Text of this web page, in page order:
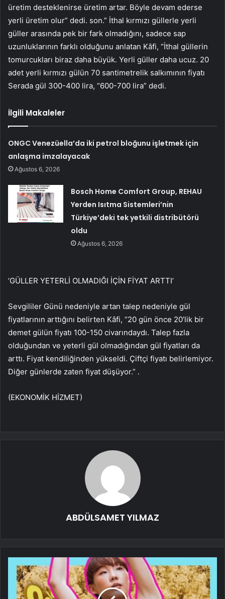
üretim desteklenirse üretim artar. Böyle devam ederse
yerli üretim olur” dedi. son.” İthal kırmızı güllerle yerli
güller arasında pek bir fark olmadığını, sadece sap
uzunluklarının farklı olduğunu anlatan Kâfi, “İthal güllerin
tomurcukları biraz daha büyük. Yerli güller daha ucuz. 20
adet yerli kırmızı gülün 70 santimetrelik salkımının fiyatı
Serada gül 300-400 lira, “600-700 lira” dedi.
İlgili Makaleler
ONGC Venezüella’da iki petrol bloğunu işletmek için
anlaşma imzalayacak
Ağustos 6, 2026
Bosch Home Comfort Group, REHAU
Yerden Isıtma Sistemleri’nin
Türkiye’deki tek yetkili distribütörü
oldu
Ağustos 6, 2026
‘GÜLLER YETERLİ OLMADIĞI İÇİN FİYAT ARTTI’
Sevgililer Günü nedeniyle artan talep nedeniyle gül
fiyatlarının arttığını belirten Kâfi, “20 gün önce 20’lik bir
demet gülün fiyatı 100-150 civarındaydı. Talep fazla
olduğundan ve yeterli gül olmadığından gül fiyatları da
arttı. Fiyat kendiliğinden yükseldi. Çiftçi fiyatı belirlemiyor.
Diğer günlerde zaten fiyat düşüyor.” .
(EKONOMİK HİZMET)
ABDÜLSAMET YILMAZ